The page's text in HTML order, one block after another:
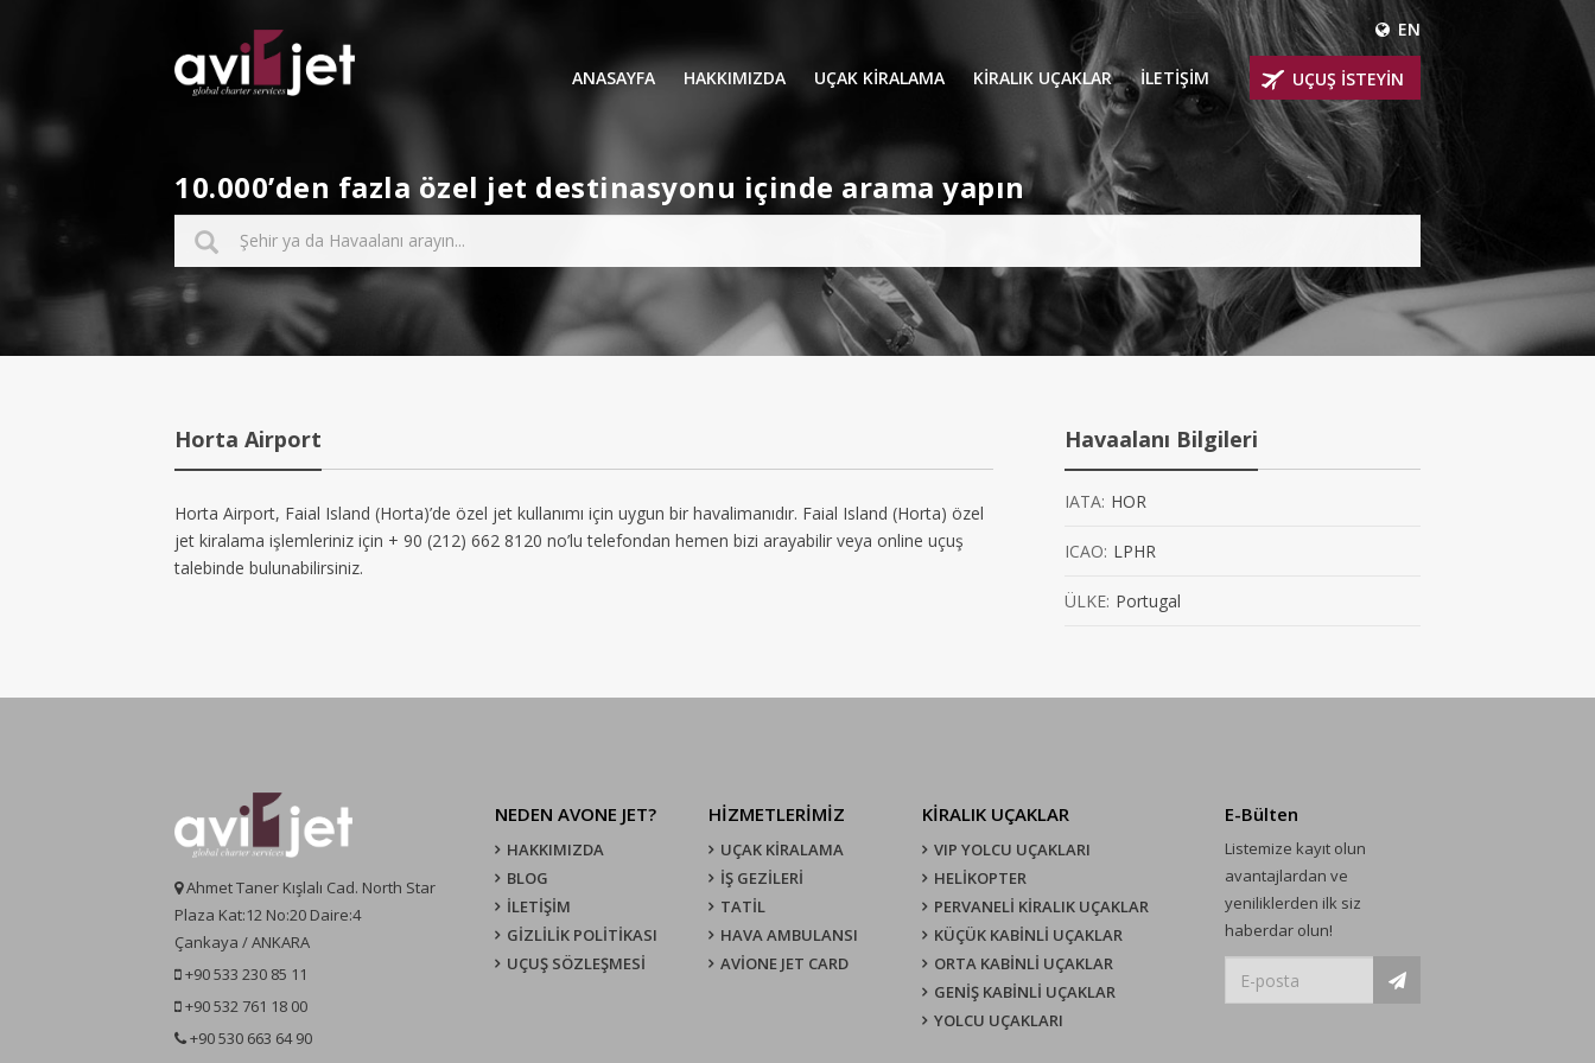
EN
ANASAYFA HAKKIMIZDA UÇAK KİRALAMA
İŞ GEZİLERİ TATİL
AVİONE JET CARD
KIRALIK UÇAKLAR
VIP YOLCU UÇAKLARI
HELİKOPTER
KÜÇÜK KABİNLİ UÇAKLAR
ORTA KABİNLİ UÇAKLAR
YOLCU UÇAKLARI
İLETİŞİM UÇUŞ İSTEYİN
10.000’den fazla özel jet destinasyonu içinde arama yapın
Horta Airport
Horta Airport, Faial Island (Horta)’de özel jet kullanımı için uygun bir havalimanıdır. Faial Island (Horta) özel
jet kiralama işlemleriniz için + 90 (212) 662 8120 no’lu telefondan hemen bizi arayabilir veya online uçuş
talebinde bulunabilirsiniz.
Havaalanı Bilgileri
IATA: HOR
ICAO: LPHR
ÜLKE: Portugal
Ahmet Taner Kışlalı Cad. North Star
Plaza Kat:12 No:20 Daire:4
Çankaya / ANKARA
+90 533 230 85 11
+90 532 761 18 00
+90 530 663 64 90
NEDEN AVONE JET?
HAKKIMIZDA
BLOG
İLETİŞİM
GİZLİLİK POLİTİKASI
UÇUŞ SÖZLEŞMESI
HİZMETLERİMİZ
UÇAK KIRALAMA
İŞ GEZİLERİ
TATİL
HAVA AMBULANSI
AVİONE JET CARD
KIRALIK UÇAKLAR
VIP YOLCU UÇAKLARI
HELİKOPTER
PERVANELİ KİRALIK UÇAKLAR
KÜÇÜK KABİNLİ UÇAKLAR
ORTA KABİNLİ UÇAKLAR
GENİŞ KABİNLİ UÇAKLAR
YOLCU UÇAKLARI
E-Bülten
Listemize kayıt olun
avantajlardan ve
yeniliklerden ilk siz
haberdar olun!